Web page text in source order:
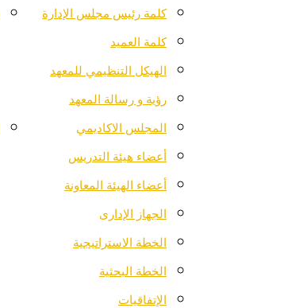
كلمة رئيس مجلس الإدارة
كلمة العميد
الهيكل التنظيمي للمعهد
رؤية و رسالة المعهد
المجلس الاكاديمي
أعضاء هيئة التدريس
أعضاء الهيئة المعاونة
الجهاز الإدارى
الخطة الاستراتيجية
الخطة البحثية
الإتفاقيات